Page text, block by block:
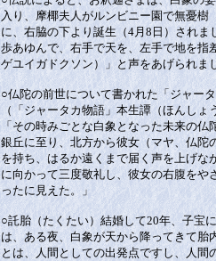
入り、摩椰夫人がルンビニー園で無憂
に、右脇の下より誕生（4月8日）され
歩あゆんで、右手で天を、左手で地を指
ゲユイガドクソン）」と声をあげられま
○仏陀の前世について書かれた「ジャー
（「ジャータカ物語」本生譚（ほんし
「その時みごとな白象となった未来の
銀丘に至り、北方から彼女（マヤ、仏陀
を持ち、はるか遠くまで届く声を上げな
に向かって三度敬礼し、彼女の右腹を
ったに見えた。」
○託胎（たくたい）結婚して20年、子宝
は、ある夜、白象が天から降ってきて胎
とは、人間としての出発点ですし、人